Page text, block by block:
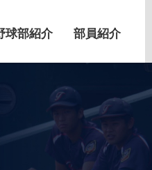
球部紹介 部員紹介